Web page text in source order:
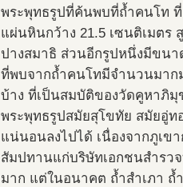
พระพุทธรูปที่ค้นพบที่ถ้ำคนโท
แผ่นหินกว้าง 21.5 เซนติเมตร
ปางสมาธิ ส่วนอีกรูปหนึ่งมีขนา
ที่พบจากถ้ำคนโทมีจำนวนมาก
บ้าง ที่เป็นสมบัติของวัดคูหาภิ
พระพุทธรูปสมัยสุโขทัย สมัยอู่
แน่นอนลงไปได้ เนื่องจากภูเข
สัมปทานแก่บริษัทเอกชนสำรว
มาก แต่ในอนาคต ถ้ำสำเภา ถ้